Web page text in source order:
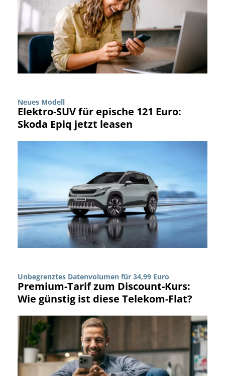
Neues Modell
Elektro-SUV für epische 121 Euro:
Skoda Epiq jetzt leasen
Unbegrenztes Datenvolumen für 34,99 Euro
Premium-Tarif zum Discount-Kurs:
Wie günstig ist diese Telekom-Flat?